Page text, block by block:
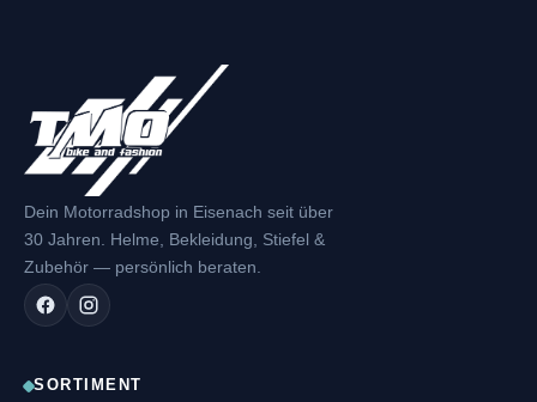
Dein Motorradshop in Eisenach seit über
30 Jahren. Helme, Bekleidung, Stiefel &
Zubehör — persönlich beraten.
SORTIMENT